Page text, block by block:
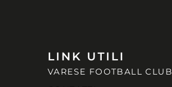
LINK UTILI
VARESE FOOTBALL CLUB